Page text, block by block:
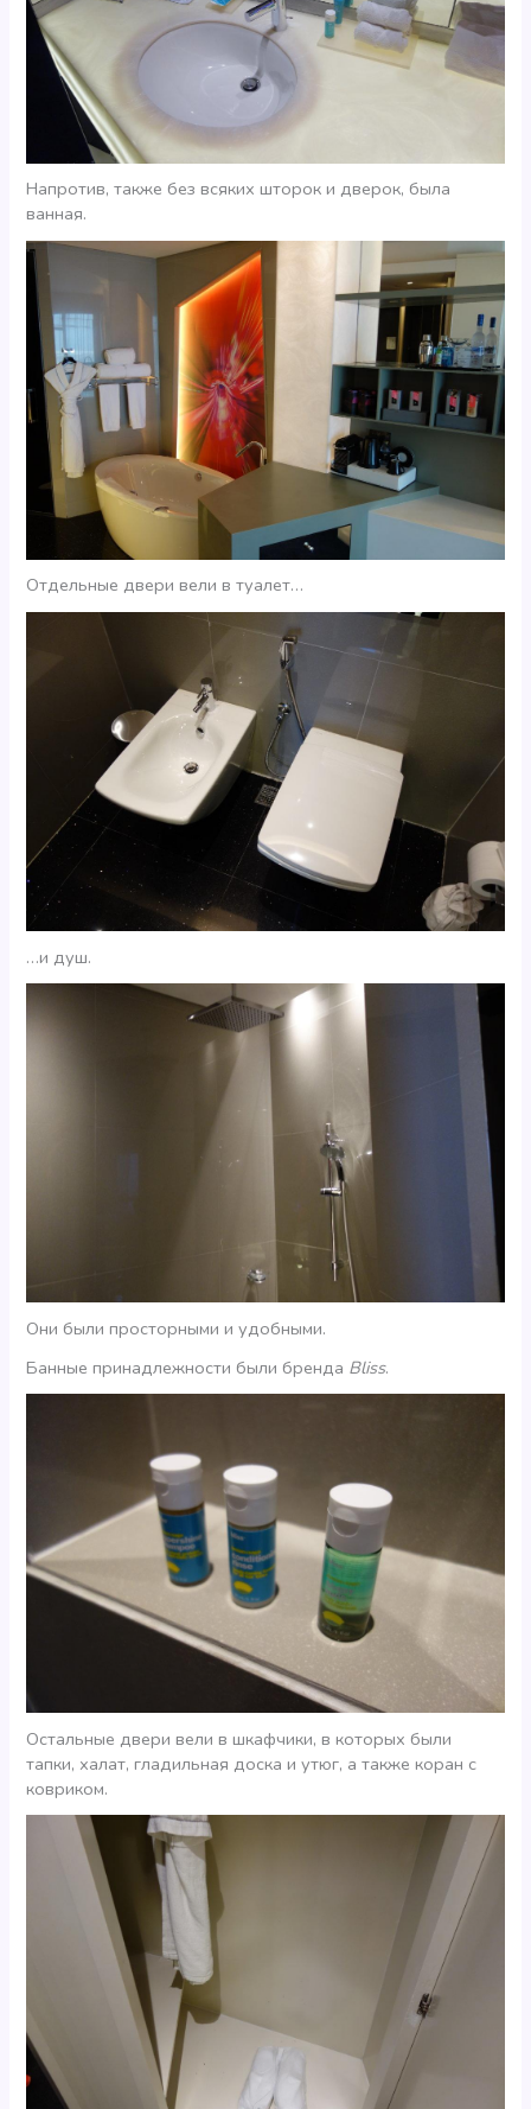
Напротив, также без всяких шторок и дверок, была
ванная.
Отдельные двери вели в туалет…
…и душ.
Они были просторными и удобными.
Банные принадлежности были бренда Bliss.
Остальные двери вели в шкафчики, в которых были
тапки, халат, гладильная доска и утюг, а также коран c
ковриком.